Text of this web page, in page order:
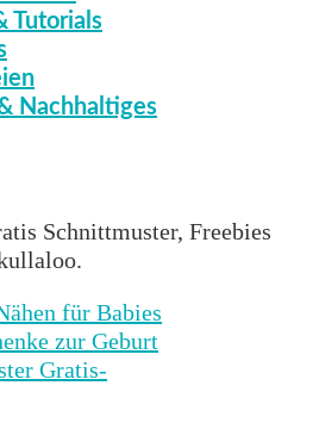
Tutorials
Nachhaltiges
Schnittmuster, Freebies